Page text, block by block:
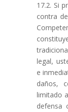
17.2. Si
contra
legal,
e
daños,
limitado
defensa